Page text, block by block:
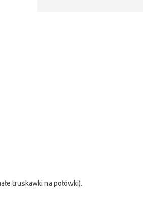
truskawki na połówki).